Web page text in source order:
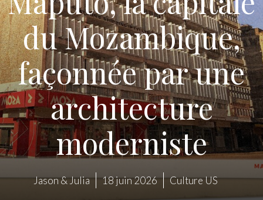
du Mozambique,
façonnée par une
architecture
moderniste
Jason & Julia 18 juin 2026 Culture US